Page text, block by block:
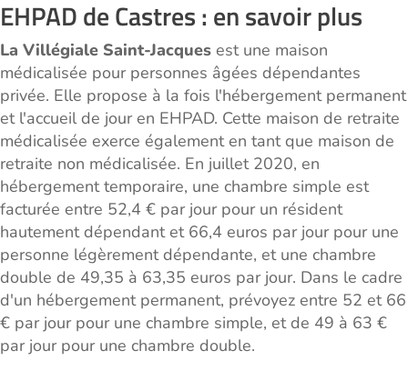
EHPAD de Castres : en savoir plus
La Villégiale Saint-Jacques est une maison
médicalisée pour personnes âgées dépendantes
privée. Elle propose à la fois l'hébergement permanent
et l'accueil de jour en EHPAD. Cette maison de retraite
médicalisée exerce également en tant que maison de
retraite non médicalisée. En juillet 2020, en
hébergement temporaire, une chambre simple est
facturée entre 52,4 € par jour pour un résident
hautement dépendant et 66,4 euros par jour pour une
personne légèrement dépendante, et une chambre
double de 49,35 à 63,35 euros par jour. Dans le cadre
d'un hébergement permanent, prévoyez entre 52 et 66
€ par jour pour une chambre simple, et de 49 à 63 €
par jour pour une chambre double.